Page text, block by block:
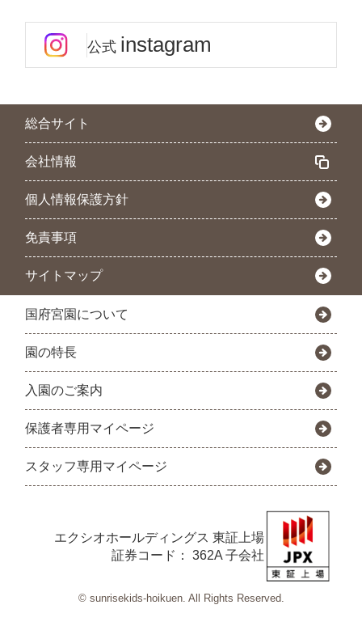
公式 instagram
総合サイト
会社情報
個人情報保護方針
免責事項
サイトマップ
国府宮園について
園の特長
入園のご案内
保護者専用マイページ
スタッフ専用マイページ
エクシオホールディングス 東証上場
証券コード： 362A 子会社
© sunrisekids-hoikuen. All Rights Reserved.